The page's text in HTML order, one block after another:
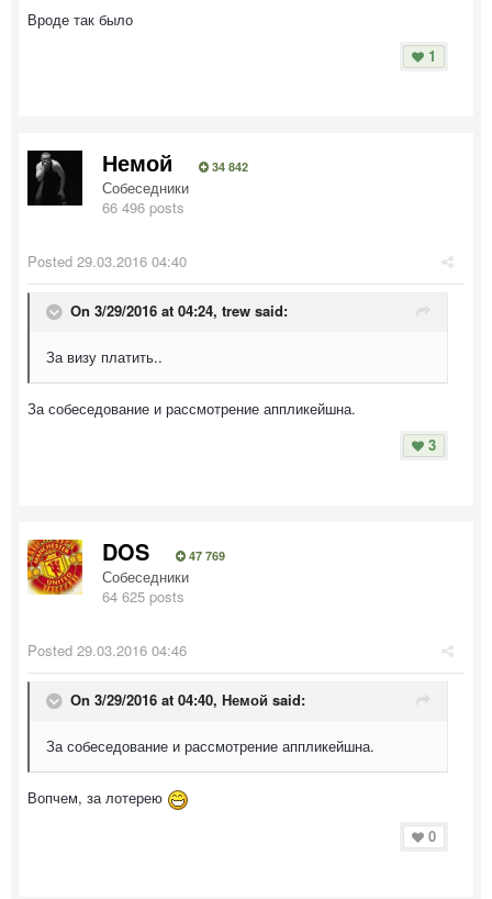
Вроде так было
1
Немой 34 842
Собеседники
66 496 posts
Posted 29.03.2016 04:40
On 3/29/2016 at 04:24, trew said:
За визу платить..
За собеседование и рассмотрение аппликейшна.
3
DOS 47 769
Собеседники
64 625 posts
Posted 29.03.2016 04:46
On 3/29/2016 at 04:40, Немой said:
За собеседование и рассмотрение аппликейшна.
Вопчем, за лотерею
0